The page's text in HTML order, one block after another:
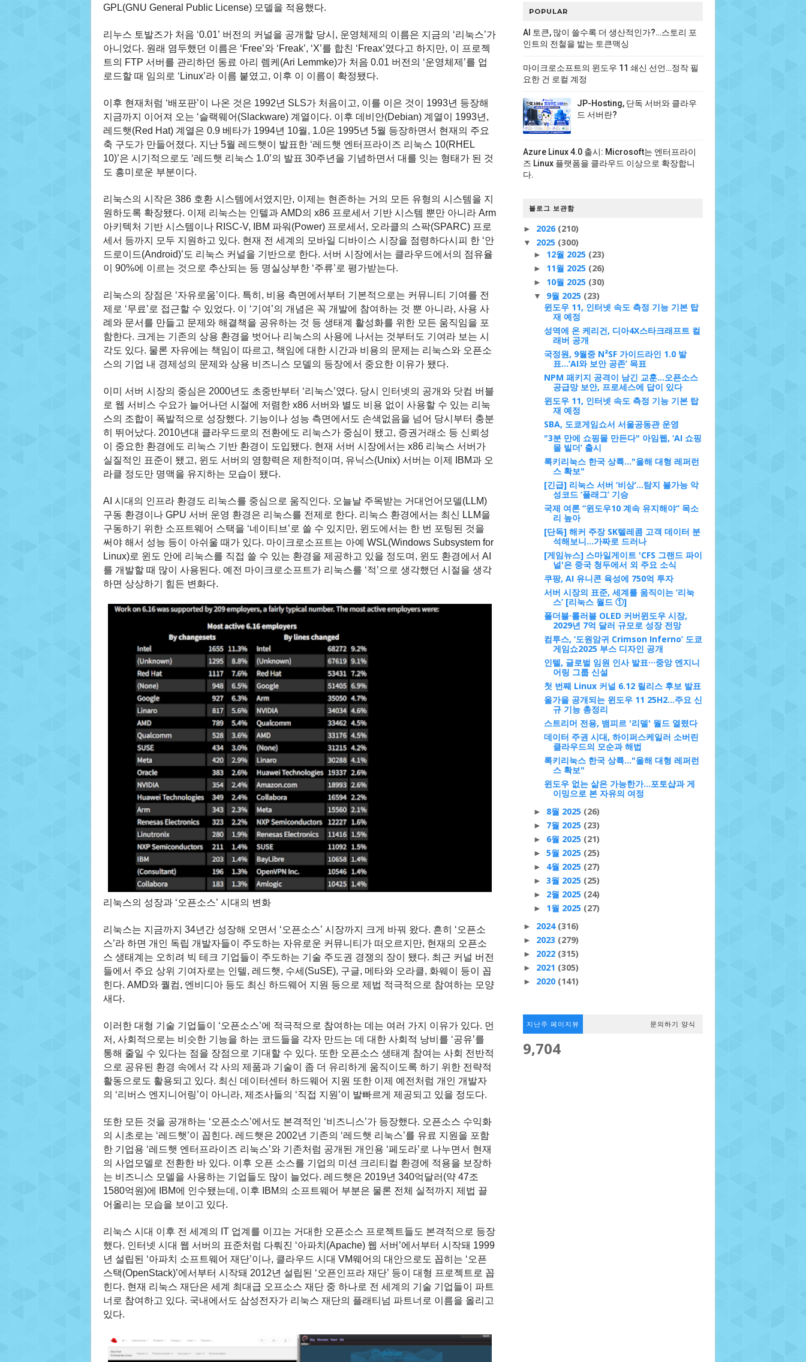
GPL(GNU General Public License) 모델을 적용했다.
리누스 토발즈가 처음 ‘0.01’ 버전의 커널을 공개할 당시, 운영체제의 이름은 지금의 ‘리눅스’가
아니었다. 원래 염두했던 이름은 ‘Free’와 ‘Freak’, ‘X’를 합친 ‘Freax’였다고 하지만, 이 프로젝
트의 FTP 서버를 관리하던 동료 아리 렘케(Ari Lemmke)가 처음 0.01 버전의 ‘운영체제’를 업
로드할 때 임의로 ‘Linux’라 이름 붙였고, 이후 이 이름이 확정됐다.
이후 현재처럼 ‘배포판’이 나온 것은 1992년 SLS가 처음이고, 이를 이은 것이 1993년 등장해
지금까지 이어져 오는 ‘슬랙웨어(Slackware) 계열이다. 이후 데비안(Debian) 계열이 1993년,
레드햇(Red Hat) 계열은 0.9 베타가 1994년 10월, 1.0은 1995년 5월 등장하면서 현재의 주요
축 구도가 만들어졌다. 지난 5월 레드햇이 발표한 ‘레드햇 엔터프라이즈 리눅스 10(RHEL
10)’은 시기적으로도 ‘레드햇 리눅스 1.0’의 발표 30주년을 기념하면서 대를 잇는 형태가 된 것
도 흥미로운 부분이다.
리눅스의 시작은 386 호환 시스템에서였지만, 이제는 현존하는 거의 모든 유형의 시스템을 지
원하도록 확장됐다. 이제 리눅스는 인텔과 AMD의 x86 프로세서 기반 시스템 뿐만 아니라 Arm
아키텍처 기반 시스템이나 RISC-V, IBM 파워(Power) 프로세서, 오라클의 스팍(SPARC) 프로
세서 등까지 모두 지원하고 있다. 현재 전 세계의 모바일 디바이스 시장을 점령하다시피 한 ‘안
드로이드(Android)’도 리눅스 커널을 기반으로 한다. 서버 시장에서는 클라우드에서의 점유율
이 90%에 이르는 것으로 추산되는 등 명실상부한 ‘주류’로 평가받는다.
리눅스의 장점은 ‘자유로움’이다. 특히, 비용 측면에서부터 기본적으로는 커뮤니티 기여를 전
제로 ‘무료’로 접근할 수 있었다. 이 ‘기여’의 개념은 꼭 개발에 참여하는 것 뿐 아니라, 사용 사
례와 문서를 만들고 문제와 해결책을 공유하는 것 등 생태계 활성화를 위한 모든 움직임을 포
함한다. 크게는 기존의 상용 환경을 벗어나 리눅스의 사용에 나서는 것부터도 기여라 보는 시
각도 있다. 물론 자유에는 책임이 따르고, 책임에 대한 시간과 비용의 문제는 리눅스와 오픈소
스의 기업 내 경제성의 문제와 상용 비즈니스 모델의 등장에서 중요한 이유가 됐다.
이미 서버 시장의 중심은 2000년도 초중반부터 ‘리눅스’였다. 당시 인터넷의 공개와 닷컴 버블
로 웹 서비스 수요가 늘어나던 시절에 저렴한 x86 서버와 별도 비용 없이 사용할 수 있는 리눅
스의 조합이 폭발적으로 성장했다. 기능이나 성능 측면에서도 손색없음을 넘어 당시부터 충분
히 뛰어났다. 2010년대 클라우드로의 전환에도 리눅스가 중심이 됐고, 증권거래소 등 신뢰성
이 중요한 환경에도 리눅스 기반 환경이 도입됐다. 현재 서버 시장에서는 x86 리눅스 서버가
실질적인 표준이 됐고, 윈도 서버의 영향력은 제한적이며, 유닉스(Unix) 서버는 이제 IBM과 오
라클 정도만 명맥을 유지하는 모습이 됐다.
AI 시대의 인프라 환경도 리눅스를 중심으로 움직인다. 오늘날 주목받는 거대언어모델(LLM)
구동 환경이나 GPU 서버 운영 환경은 리눅스를 전제로 한다. 리눅스 환경에서는 최신 LLM을
구동하기 위한 소프트웨어 스택을 ‘네이티브’로 쓸 수 있지만, 윈도에서는 한 번 포팅된 것을
써야 해서 성능 등이 아쉬울 때가 있다. 마이크로소프트는 아예 WSL(Windows Subsystem for
Linux)로 윈도 안에 리눅스를 직접 쓸 수 있는 환경을 제공하고 있을 정도며, 윈도 환경에서 AI
를 개발할 때 많이 사용된다. 예전 마이크로소프트가 리눅스를 ‘적’으로 생각했던 시절을 생각
하면 상상하기 힘든 변화다.
리눅스의 성장과 ‘오픈소스’ 시대의 변화
리눅스는 지금까지 34년간 성장해 오면서 ‘오픈소스’ 시장까지 크게 바꿔 왔다. 흔히 ‘오픈소
스’라 하면 개인 독립 개발자들이 주도하는 자유로운 커뮤니티가 떠오르지만, 현재의 오픈소
스 생태계는 오히려 빅 테크 기업들이 주도하는 기술 주도권 경쟁의 장이 됐다. 최근 커널 버전
들에서 주요 상위 기여자로는 인텔, 레드햇, 수세(SuSE), 구글, 메타와 오라클, 화웨이 등이 꼽
힌다. AMD와 퀄컴, 엔비디아 등도 최신 하드웨어 지원 등으로 제법 적극적으로 참여하는 모양
새다.
이러한 대형 기술 기업들이 ‘오픈소스’에 적극적으로 참여하는 데는 여러 가지 이유가 있다. 먼
저, 사회적으로는 비슷한 기능을 하는 코드들을 각자 만드는 데 대한 사회적 낭비를 ‘공유’를
통해 줄일 수 있다는 점을 장점으로 기대할 수 있다. 또한 오픈소스 생태계 참여는 사회 전반적
으로 공유된 환경 속에서 각 사의 제품과 기술이 좀 더 유리하게 움직이도록 하기 위한 전략적
활동으로도 활용되고 있다. 최신 데이터센터 하드웨어 지원 또한 이제 예전처럼 개인 개발자
의 ‘리버스 엔지니어링’이 아니라, 제조사들의 ‘직접 지원’이 발빠르게 제공되고 있을 정도다.
또한 모든 것을 공개하는 ‘오픈소스’에서도 본격적인 ‘비즈니스’가 등장했다. 오픈소스 수익화
의 시초로는 ‘레드햇’이 꼽힌다. 레드햇은 2002년 기존의 ‘레드햇 리눅스’를 유료 지원을 포함
한 기업용 ‘레드햇 엔터프라이즈 리눅스’와 기존처럼 공개된 개인용 ‘페도라’로 나누면서 현재
의 사업모델로 전환한 바 있다. 이후 오픈 소스를 기업의 미션 크리티컬 환경에 적용을 보장하
는 비즈니스 모델을 사용하는 기업들도 많이 늘었다. 레드햇은 2019년 340억달러(약 47조
1580억원)에 IBM에 인수됐는데, 이후 IBM의 소프트웨어 부분은 물론 전체 실적까지 제법 끌
어올리는 모습을 보이고 있다.
리눅스 시대 이후 전 세계의 IT 업계를 이끄는 거대한 오픈소스 프로젝트들도 본격적으로 등장
했다. 인터넷 시대 웹 서버의 표준처럼 다뤄진 ‘아파치(Apache) 웹 서버’에서부터 시작돼 1999
년 설립된 ‘아파치 소프트웨어 재단’이나, 클라우드 시대 VM웨어의 대안으로도 꼽히는 ‘오픈
스택(OpenStack)’에서부터 시작돼 2012년 설립된 ‘오픈인프라 재단’ 등이 대형 프로젝트로 꼽
힌다. 현재 리눅스 재단은 세계 최대급 오프소스 재단 중 하나로 전 세계의 기술 기업들이 파트
너로 참여하고 있다. 국내에서도 삼성전자가 리눅스 재단의 플래티넘 파트너로 이름을 올리고
있다.
POPULAR
AI 토큰, 많이 쓸수록 더 생산적인가?…스토리 포
인트의 전철을 밟는 토큰맥싱
마이크로소프트의 윈도우 11 쇄신 선언…정작 필
요한 건 로컬 계정
JP-Hosting, 단독 서버와 클라우
드 서버란?
Azure Linux 4.0 출시: Microsoft는 엔터프라이
즈 Linux 플랫폼을 클라우드 이상으로 확장합니
다.
블로그 보관함
► 2026 (210)
▼ 2025 (300)
► 12월 2025 (23)
► 11월 2025 (26)
► 10월 2025 (30)
▼ 9월 2025 (23)
윈도우 11, 인터넷 속도 측정 기능 기본 탑
재 예정
성역에 온 케리건, 디아4X스타크래프트 컬
래버 공개
국정원, 9월중 N²SF 가이드라인 1.0 발
표...‘AI와 보안 공존’ 목표
NPM 패키지 공격이 남긴 교훈…오픈소스
공급망 보안, 프로세스에 답이 있다
윈도우 11, 인터넷 속도 측정 기능 기본 탑
재 예정
SBA, 도쿄게임쇼서 서울공동관 운영
"3분 만에 쇼핑몰 만든다" 아임웹, ‘AI 쇼핑
몰 빌더’ 출시
록키리눅스 한국 상륙…"올해 대형 레퍼런
스 확보"
[긴급] 리눅스 서버 ‘비상’...탐지 불가능 악
성코드 ‘플래그’ 기승
국제 여론 “윈도우10 계속 유지해야” 목소
리 높아
[단독] 해커 주장 SK텔레콤 고객 데이터 분
석해보니...가짜로 드러나
[게임뉴스] 스마일게이트 'CFS 그랜드 파이
널'은 중국 청두에서 외 주요 소식
쿠팡, AI 유니콘 육성에 750억 투자
서버 시장의 표준, 세계를 움직이는 ‘리눅
스’ [리눅스 월드 ①]
폴더블·롤러블 OLED 커버윈도우 시장,
2029년 7억 달러 규모로 성장 전망
컴투스, ‘도원암귀 Crimson Inferno’ 도쿄
게임쇼2025 부스 디자인 공개
인텔, 글로벌 임원 인사 발표···중앙 엔지니
어링 그룹 신설
첫 번째 Linux 커널 6.12 릴리스 후보 발표
올가을 공개되는 윈도우 11 25H2…주요 신
규 기능 총정리
스트리머 전용, 뱀피르 '리델' 월드 열렸다
데이터 주권 시대, 하이퍼스케일러 소버린
클라우드의 모순과 해법
록키리눅스 한국 상륙..."올해 대형 레퍼런
스 확보"
윈도우 없는 삶은 가능한가…포토샵과 게
이밍으로 본 자유의 여정
► 8월 2025 (26)
► 7월 2025 (23)
► 6월 2025 (21)
► 5월 2025 (25)
► 4월 2025 (27)
► 3월 2025 (25)
► 2월 2025 (24)
► 1월 2025 (27)
► 2024 (316)
► 2023 (279)
► 2022 (315)
► 2021 (305)
► 2020 (141)
지난주 페이지뷰 문의하기 양식
9,704